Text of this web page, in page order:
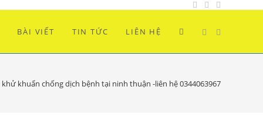
BÀI VIẾT TIN TỨC LIÊN HỆ
khuẩn chống dịch bệnh tại ninh thuận -liên hệ 0344063967